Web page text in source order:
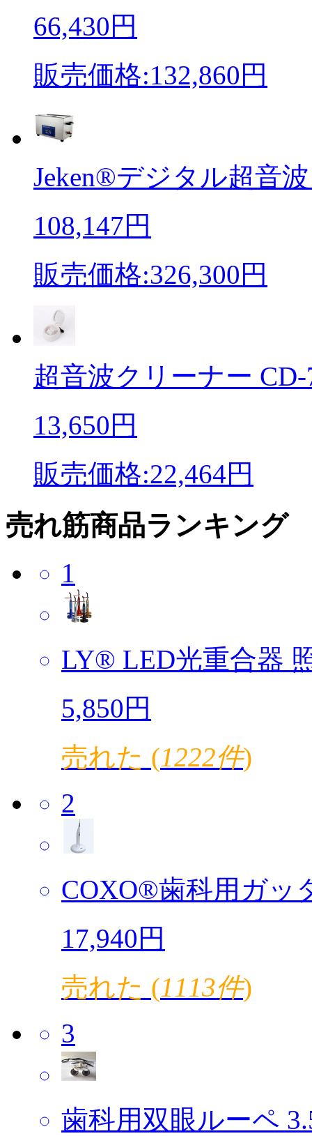
66,430円
販売価格:132,860円
Jeken®デジタル超音
108,147円
販売価格:326,300円
超音波クリーナー CD-
13,650円
販売価格:22,464円
売れ筋商品ランキング
1
LY® LED光重合器
5,850円
売れた (1222件)
2
COXO®歯科用ガッ
17,940円
売れた (1113件)
3
歯科用双眼ルーペ